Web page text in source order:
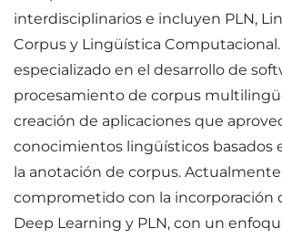
interdisciplinarios e incluyen PLN,
Corpus y Lingüística Computacional.
especializado en el desarrollo de
procesamiento de corpus
creación de aplicaciones que
conocimientos lingüísticos basados
la anotación de corpus.
comprometido con la incorporación
Deep Learning y PLN, con un